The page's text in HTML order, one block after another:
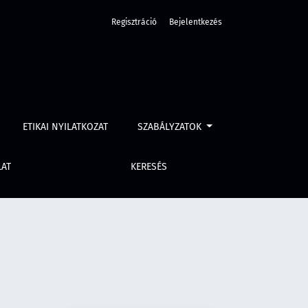
ETIKAI NYILATKOZAT SZABÁLYZATOK
KERESÉS
Regisztráció Bejelentkezés